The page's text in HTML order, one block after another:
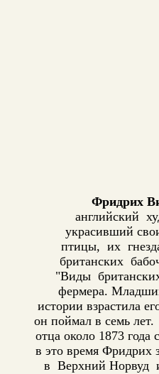
Фридрих
английский
украсивший
птицы, их
британских
"Виды
фермера.
истории взрастила
он поймал в семь
отца около 1873
в это время Фридрих
в Верхний Норвуд